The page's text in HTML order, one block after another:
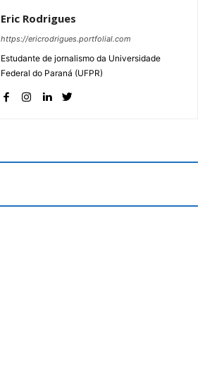
Eric Rodrigues
https://ericrodrigues.portfolial.com
Estudante de jornalismo da Universidade
Federal do Paraná (UFPR)